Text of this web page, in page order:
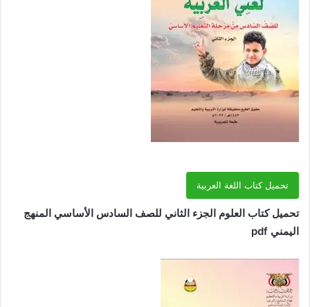
تحميل كتاب اللغة العربية
تحميل كتاب العلوم الجزء الثاني للصف السادس الأساسي المنهج
اليمني pdf